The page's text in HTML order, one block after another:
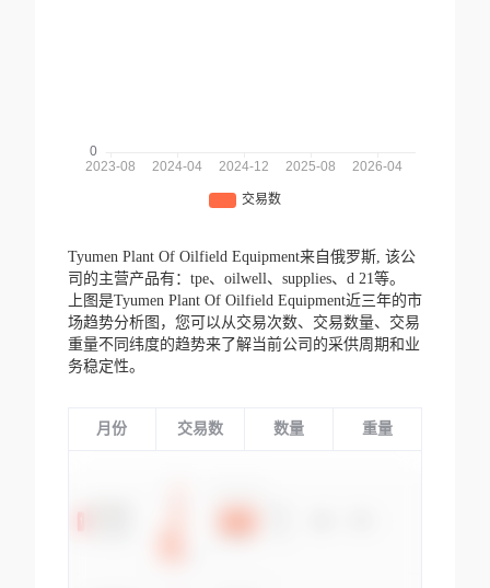
Tyumen Plant Of Oilfield Equipment来自俄罗斯, 该公
司的主营产品有：tpe、oilwell、supplies、d 21等。
上图是Tyumen Plant Of Oilfield Equipment近三年的市
场趋势分析图，您可以从交易次数、交易数量、交易
重量不同纬度的趋势来了解当前公司的采供周期和业
务稳定性。
月份 交易数 数量 重量